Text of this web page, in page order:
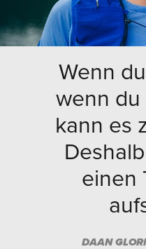
Wenn
wenn du
kann es
einen
DAAN